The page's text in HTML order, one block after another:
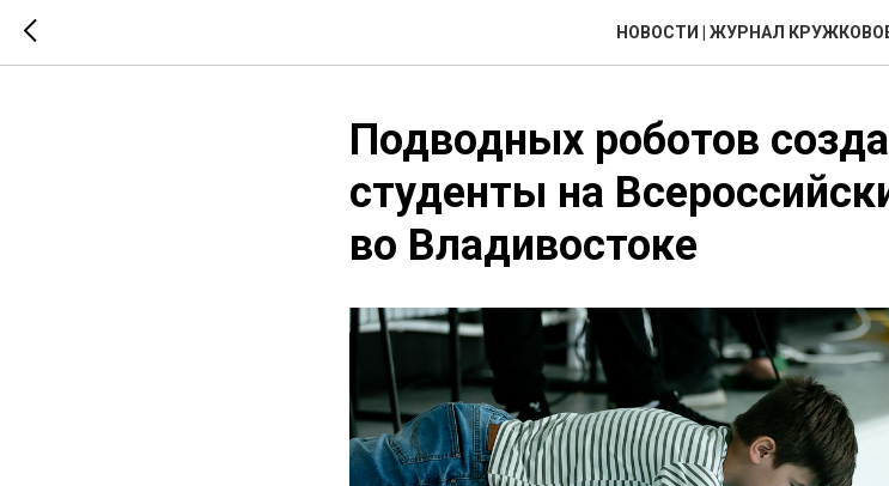
НОВОСТИ | ЖУРНАЛ
Подводных роботов
студенты на
во Владивостоке